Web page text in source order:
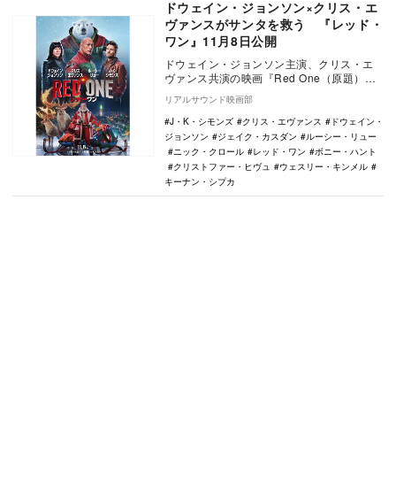
ドウェイン・ジョンソン×クリス・エ
ヴァンスがサンタを救う 『レッド・
ワン』11月8日公開
ドウェイン・ジョンソン主演、クリス・エ
ヴァンス共演の映画『Red One（原題）』
が、『レッド・ワン』の邦題で11月8日に日
本公…
リアルサウンド映画部
J・K・シモンズ
クリス・エヴァンス
ドウェイン・
ジョンソン
ジェイク・カスダン
ルーシー・リュー
ニック・クロール
レッド・ワン
ボニー・ハント
クリストファー・ヒヴュ
ウェスリー・キンメル
キーナン・シプカ